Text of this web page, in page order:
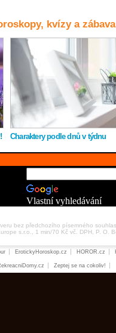
kvízy a zábava
Charaktery podle dnů v týdnu
Vlastní vyhledávání
bez předchozího písemného
s.r.o., 1 min/70 Kč vč. DPH, P. O.
ErotickyHoroskop.cz HOROR.cz
Zeptej se na cokoliv!